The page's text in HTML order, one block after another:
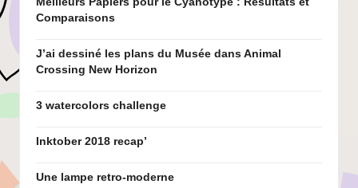
Comparaisons
J’ai dessiné les plans du Musée dans Animal
Crossing New Horizon
3 watercolors challenge
Inktober 2018 recap’
Une lampe retro-moderne